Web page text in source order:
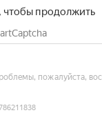
продолжить
пожалуйста,